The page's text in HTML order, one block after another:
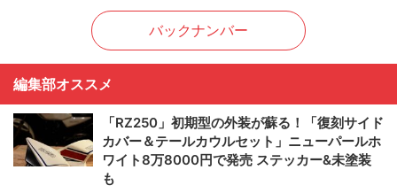
バックナンバー
編集部オススメ
「RZ250」初期型の外装が蘇る！「復刻サイド
カバー＆テールカウルセット」ニューパールホ
ワイト8万8000円で発売 ステッカー&未塗装
も